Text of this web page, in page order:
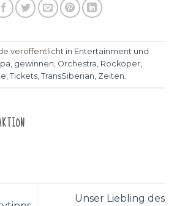
veröffentlicht in Entertainment und
gewinnen Orchestra Rockoper
Tickets, TransSiberian Zeiten
Unser Liebling des